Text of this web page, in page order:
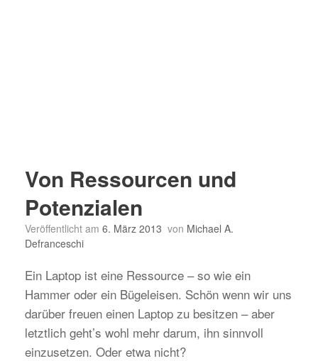
Von Ressourcen und
Potenzialen
Veröffentlicht am 6. März 2013 von Michael A.
Defranceschi
Ein Laptop ist eine Ressource – so wie ein
Hammer oder ein Bügeleisen. Schön wenn wir uns
darüber freuen einen Laptop zu besitzen – aber
letztlich geht’s wohl mehr darum, ihn sinnvoll
einzusetzen. Oder etwa nicht?